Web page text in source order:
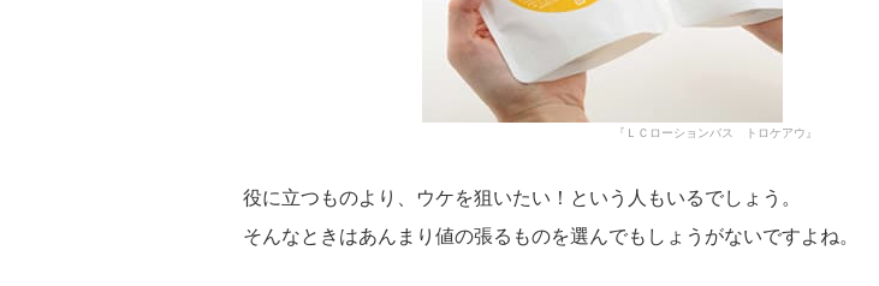
『ＬＣローションバス トロケアウ』
役に立つものより、ウケを狙いたい！という人もいるでしょう。
そんなときはあんまり値の張るものを選んでもしょうがないですよね。